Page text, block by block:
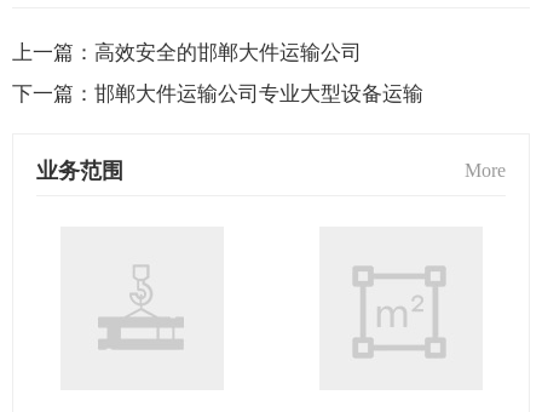
上一篇： 高效安全的邯郸大件运输公司
下一篇： 邯郸大件运输公司专业大型设备运输
业务范围 More